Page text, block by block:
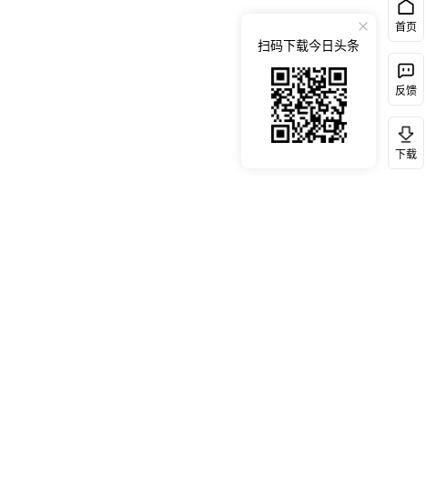
首页
反馈
下载
扫码下载今日头条